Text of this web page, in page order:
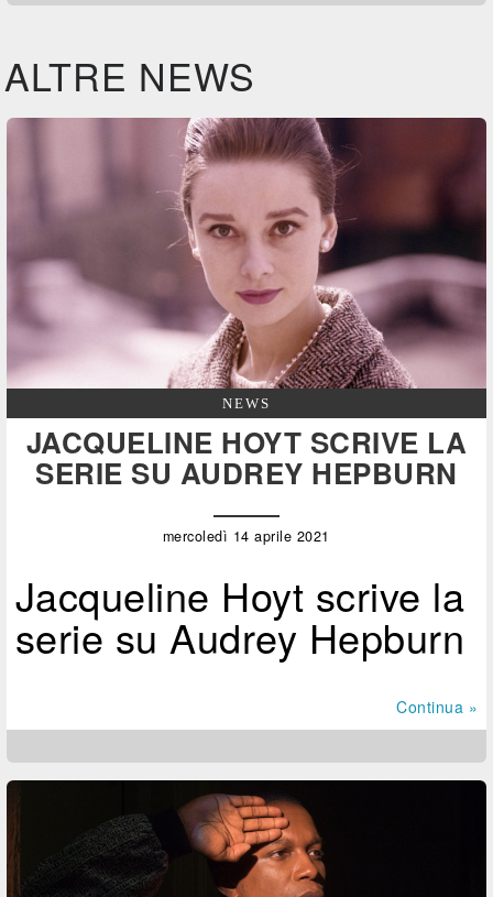
ALTRE NEWS
NEWS
JACQUELINE HOYT SCRIVE LA
SERIE SU AUDREY HEPBURN
mercoledì 14 aprile 2021
Jacqueline Hoyt scrive la
serie su Audrey Hepburn
Continua »